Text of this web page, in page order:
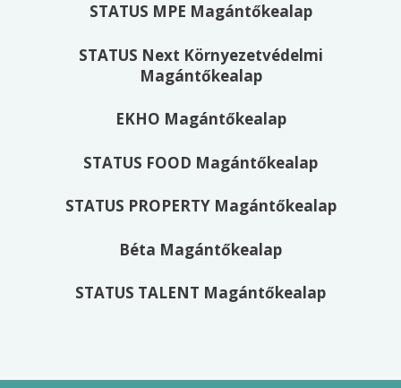
STATUS MPE Magántőkealap
STATUS Next Környezetvédelmi
Magántőkealap
EKHO Magántőkealap
STATUS FOOD Magántőkealap
STATUS PROPERTY Magántőkealap
Béta Magántőkealap
STATUS TALENT Magántőkealap